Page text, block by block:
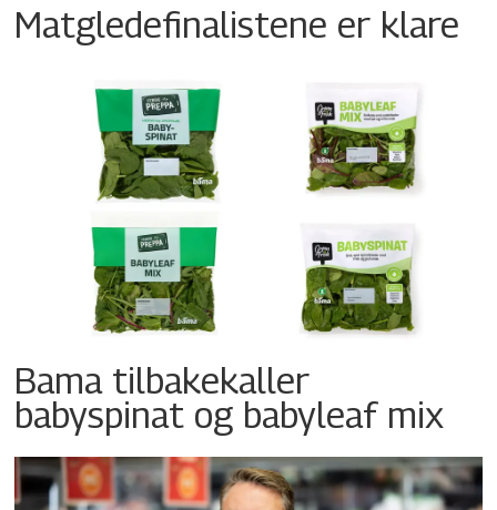
Matgledefinalistene er klare
Bama tilbakekaller
babyspinat og babyleaf mix